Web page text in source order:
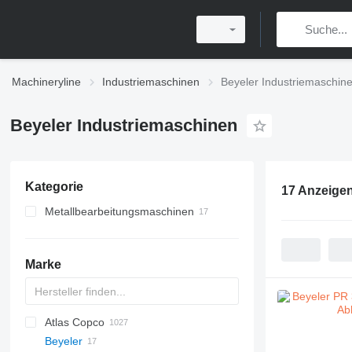
Machineryline Industriemaschinen Beyeler
Beyeler Industriemaschinen
Kategorie
Metallbearbeitungsmaschinen
Metalldrehmaschinen
Marke
PDS
APD
AB
Ensis
Pega
VZ
AG3
Atlas Copco
DrillAir
QAS
PDP
E-series
B-series
BM
GFS
VT
Beyeler
17